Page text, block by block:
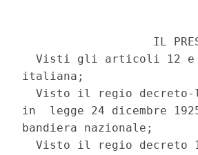
IL
Visti gli articoli 12
italiana;
Visto il regio
in  legge 24 dicembre
bandiera nazionale;
Visto il regio decreto